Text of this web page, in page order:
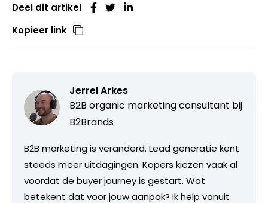
Deel dit artikel
Kopieer link
Jerrel Arkes
B2B organic marketing consultant bij
B2Brands
B2B marketing is veranderd. Lead generatie kent
steeds meer uitdagingen. Kopers kiezen vaak al
voordat de buyer journey is gestart. Wat
betekent dat voor jouw aanpak? Ik help vanuit